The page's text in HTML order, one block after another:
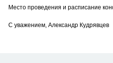
Место проведения и расписание
С уважением, Александр Кудрявцев